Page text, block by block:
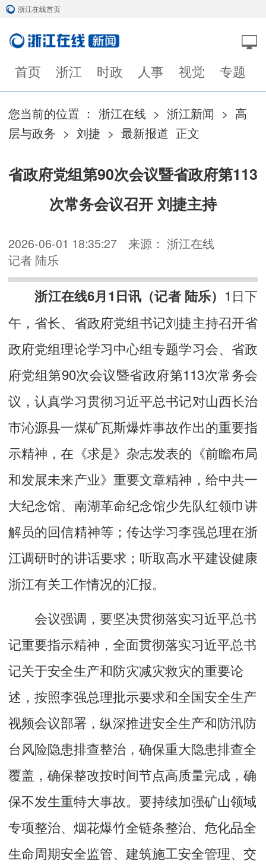
浙江在线首页
首页 浙江 时政 人事 视觉 专题
您当前的位置 ： 浙江在线 > 浙江新闻 > 高
层与政务 > 刘捷 > 最新报道 正文
省政府党组第90次会议暨省政府第113
次常务会议召开 刘捷主持
2026-06-01 18:35:27
来源： 浙江在线
记者 陆乐
浙江在线6月1日讯（记者 陆乐） 1日下
午，省长、省政府党组书记刘捷主持召开省
政府党组理论学习中心组专题学习会、省政
府党组第90次会议暨省政府第113次常务会
议，认真学习贯彻习近平总书记对山西长治
市沁源县一煤矿瓦斯爆炸事故作出的重要指
示精神，在《求是》杂志发表的《前瞻布局
和发展未来产业》重要文章精神，给中共一
大纪念馆、南湖革命纪念馆少先队红领巾讲
解员的回信精神等；传达学习李强总理在浙
江调研时的讲话要求；听取高水平建设健康
浙江有关工作情况的汇报。
会议强调，要坚决贯彻落实习近平总书
记重要指示精神，全面贯彻落实习近平总书
记关于安全生产和防灾减灾救灾的重要论
述，按照李强总理批示要求和全国安全生产
视频会议部署，纵深推进安全生产和防汛防
台风险隐患排查整治，确保重大隐患排查全
覆盖，确保整改按时间节点高质量完成，确
保不发生重特大事故。要持续加强矿山领域
专项整治、烟花爆竹全链条整治、危化品全
生命周期安全监管、建筑施工安全管理、交